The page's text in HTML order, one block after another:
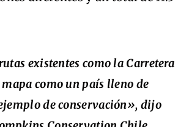
existentes como la Carretera
como un país lleno de
de conservación», dijo